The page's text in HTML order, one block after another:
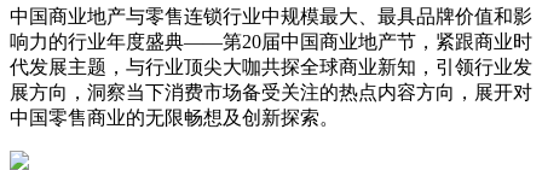
中国商业地产与零售连锁行业中规模最大、最具品牌价值和影
响力的行业年度盛典——第20届中国商业地产节，紧跟商业时
代发展主题，与行业顶尖大咖共探全球商业新知，引领行业发
展方向，洞察当下消费市场备受关注的热点内容方向，展开对
中国零售商业的无限畅想及创新探索。